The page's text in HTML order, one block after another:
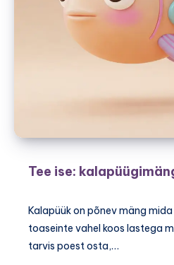
Tee ise:
Kalapüük on põnev mäng
toaseinte vahel koos lastega
tarvis poest osta,…